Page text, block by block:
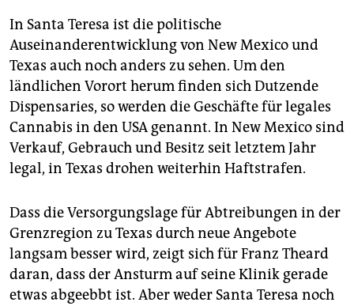
In Santa Teresa ist die politische
Auseinanderentwicklung von New Mexico und
Texas auch noch anders zu sehen. Um den
ländlichen Vorort herum finden sich Dutzende
Dispensaries, so werden die Geschäfte für legales
Cannabis in den USA genannt. In New Mexico sind
Verkauf, Gebrauch und Besitz seit letztem Jahr
legal, in Texas drohen weiterhin Haftstrafen.
Dass die Versorgungslage für Abtreibungen in der
Grenzregion zu Texas durch neue Angebote
langsam besser wird, zeigt sich für Franz Theard
daran, dass der Ansturm auf seine Klinik gerade
etwas abgeebbt ist. Aber weder Santa Teresa noch